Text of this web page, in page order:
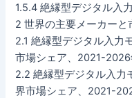
1.5.4 絶縁型デジタル入
2 世界の主要メーカーと
2.1 絶縁型デジタル入力
市場シェア、2021-
2.2 絶縁型デジタル入力
界市場シェア、2021-